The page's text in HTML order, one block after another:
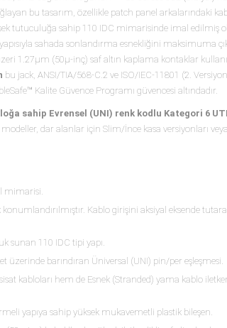
bu tasarım, özellikle patch panel arkalarındaki
tutuculuğa sahip 110 IDC mimarisinde imal edilmiş
sahada sonlandırma esnekliğini maksimuma
1.27μm (50μ-inç) saf altın kaplama kontaklar
bu jack, ANSI/TIA/568-C.2 ve ISO/IEC-11801 (2.
Kalite Güvence Programı güvencesi altındadır.
sahip Evrensel (UNI) renk kodlu Kategori 6
dar alanlar için Slim/İnce kasa versiyonları
mimarisi.
Kablo girişini aksiyal eksende
sunan 110 IDC tipi yapı.
üzerinde barındıran Üniversal (UNI) pin/per eşleşmesi.
kabloları hem de Esnek (Stranded) yama kablo
yapıya sahip yüksek mukavemetli plastik bileşen.